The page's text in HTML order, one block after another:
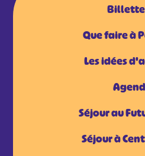
Que faire à
Les idées
Séjour au
Séjour à